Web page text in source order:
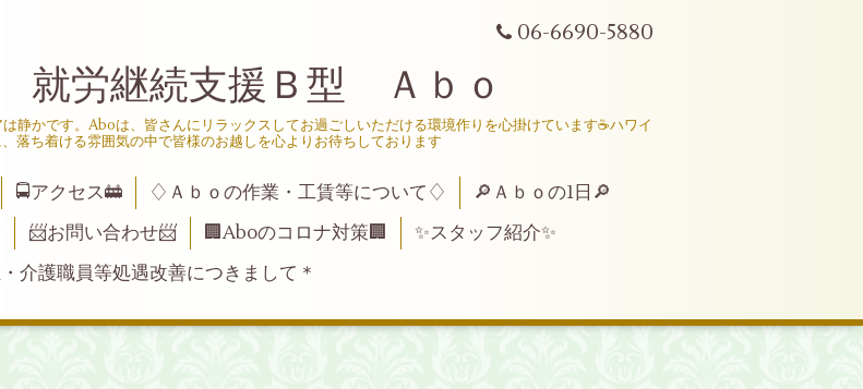
06-6690-5880
就労継続支援Ｂ型 Ａｂｏ
静かです。Aboは、皆さんにリラックスしてお過ごしいただける環境作りを心掛けています☕ハワイ
落ち着ける雰囲気の中で皆様のお越しを心よりお待ちしております
🚍アクセス🚋 ♢Ａｂｏの作業・工賃等について♢
🔎Ａｂｏの1日🔎
📨お問い合わせ📨 🏢Aboのコロナ対策🏢
✨スタッフ紹介✨
介護職員等処遇改善につきまして＊